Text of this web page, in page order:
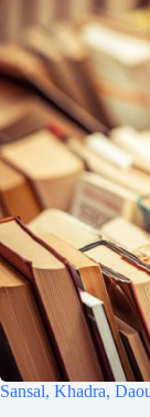
Sansal, Khadra,